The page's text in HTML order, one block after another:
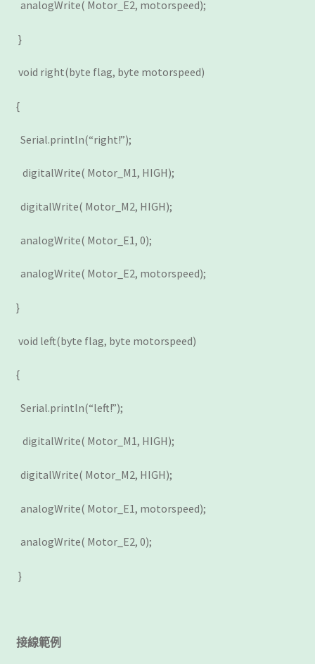
analogWrite( Motor_E2, motorspeed);
}
void right(byte flag, byte motorspeed)
{
Serial.println(“right!”);
digitalWrite( Motor_M1, HIGH);
digitalWrite( Motor_M2, HIGH);
analogWrite( Motor_E1, 0);
analogWrite( Motor_E2, motorspeed);
}
void left(byte flag, byte motorspeed)
{
Serial.println(“left!”);
digitalWrite( Motor_M1, HIGH);
digitalWrite( Motor_M2, HIGH);
analogWrite( Motor_E1, motorspeed);
analogWrite( Motor_E2, 0);
}
接線範例